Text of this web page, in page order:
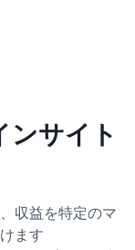
サイト
収益を特定のマ
ます